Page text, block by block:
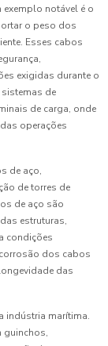
exemplo notável é o
o peso dos
Esses cabos
exigidas durante o
de
de carga, onde
operações
de aço,
de torres de
de aço são
estruturas,
condições
dos cabos
das
indústria marítima.
guinchos,